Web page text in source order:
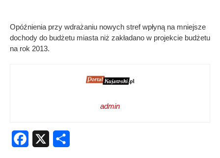
Opóźnienia przy wdrażaniu nowych stref wpłyną na mniejsze
dochody do budżetu miasta niż zakładano w projekcie budżetu
na rok 2013.
admin
Facebook